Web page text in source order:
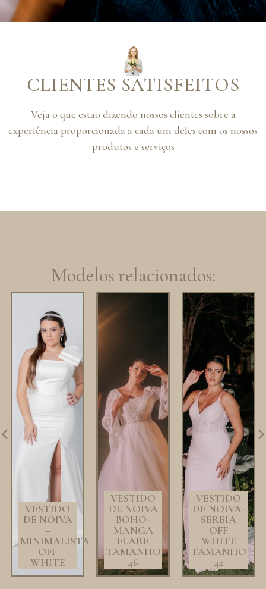
CLIENTES SATISFEITOS
Veja o que estão dizendo nossos clientes sobre a
experiência proporcionada a cada um deles com os nossos
produtos e serviços
Modelos relacionados:
VESTIDO
DE NOIVA
–
MINIMALISTA
OFF
WHITE
VESTIDO
DE NOIVA
BOHO-
MANGA
FLARE
TAMANHO
46
VESTIDO
DE NOIVA-
SEREIA
OFF
WHITE
TAMANHO
42